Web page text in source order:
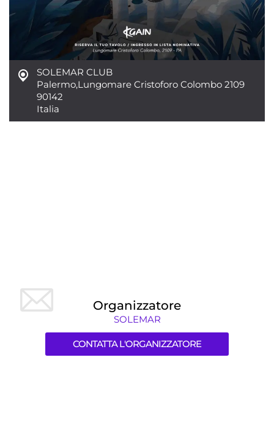
SOLEMAR CLUB
Palermo,Lungomare Cristoforo Colombo 2109
90142
Italia
Organizzatore
SOLEMAR
CONTATTA L'ORGANIZZATORE